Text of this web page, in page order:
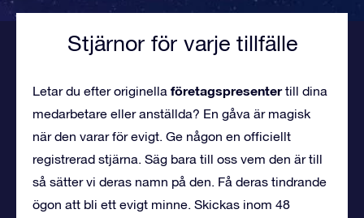
Stjärnor för varje tillfälle
Letar du efter originella företagspresentertill dina
medarbetare eller anställda? En gåva är magisk
när den varar för evigt. Ge någon en officiellt
registrerad stjärna. Säg bara till oss vem den är till
så sätter vi deras namn på den. Få deras tindrande
ögon att bli ett evigt minne. Skickas inom 48